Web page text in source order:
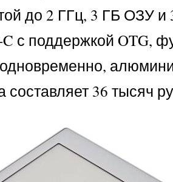
до 2 ГГц, 3 ГБ ОЗУ
с поддержкой OTG,
36 тысяч